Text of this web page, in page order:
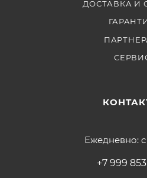
ДОСТАВКА И
Ежедневно: с
+7 999